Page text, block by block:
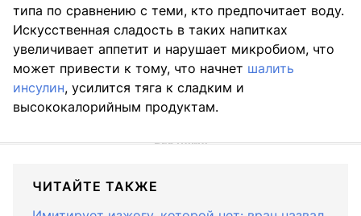
типа по сравнению с теми, кто предпочитает воду.
Искусственная сладость в таких напитках
увеличивает аппетит и нарушает микробиом, что
может привести к тому, что начнет шалить
инсулин, усилится тяга к сладким и
высококалорийным продуктам.
ЧИТАЙТЕ ТАКЖЕ